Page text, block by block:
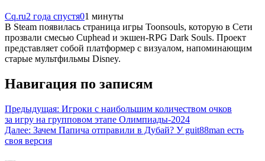
Cq.ru2 года спустя01 минуты
В Steam появилась страница игры Toonsouls, которую в Сети
прозвали смесью Cuphead и экшен-RPG Dark Souls. Проект
представляет собой платформер с визуалом, напоминающим
старые мультфильмы Disney.
Навигация по записям
Предыдущая: Игроки с наибольшим количеством очков
за игру на групповом этапе Олимпиады-2024
Далее: Зачем Папича отправили в Дубай? У guit88man есть
своя версия